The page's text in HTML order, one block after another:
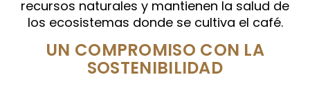
recursos naturales y mantienen la salud de
los ecosistemas donde se cultiva el café.
UN COMPROMISO CON LA
SOSTENIBILIDAD